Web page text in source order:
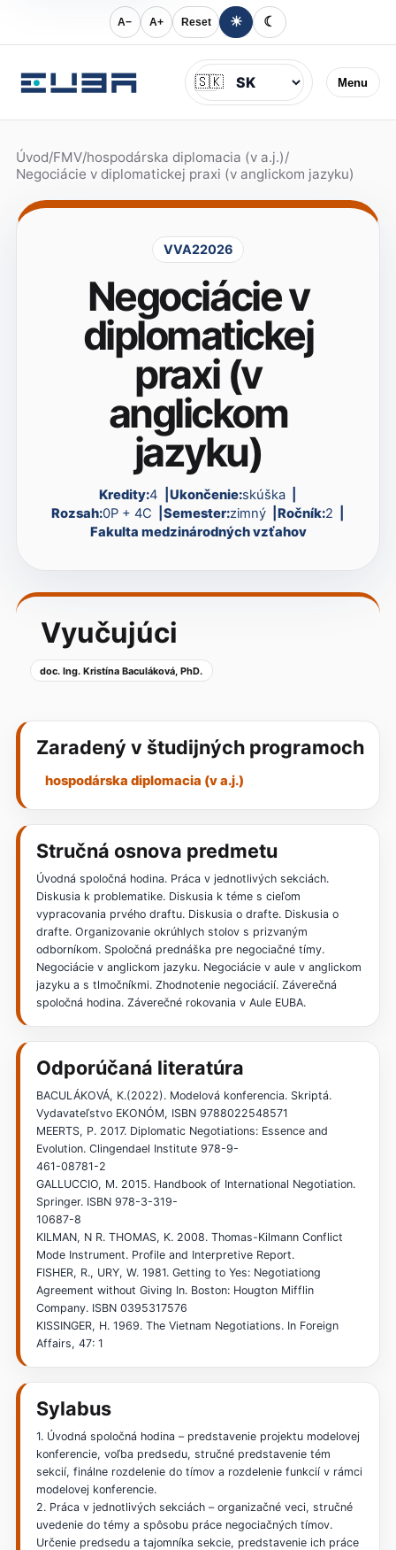
A− A+ Reset ☀ ☾
Menu
Jazyk
🇸🇰
Úvod/FMV/hospodárska diplomacia (v a.j.)/
Negociácie v diplomatickej praxi (v anglickom jazyku)
VVA22026
Negociácie v
diplomatickej
praxi (v
anglickom
jazyku)
Kredity:4 Ukončenie:skúška
Rozsah:0P + 4C Semester:zimný Ročník:2
Fakulta medzinárodných vzťahov
Vyučujúci
doc. Ing. Kristína Baculáková, PhD.
Zaradený v študijných programoch
hospodárska diplomacia (v a.j.)
Stručná osnova predmetu
Úvodná spoločná hodina. Práca v jednotlivých sekciách.
Diskusia k problematike. Diskusia k téme s cieľom
vypracovania prvého draftu. Diskusia o drafte. Diskusia o
drafte. Organizovanie okrúhlych stolov s prizvaným
odborníkom. Spoločná prednáška pre negociačné tímy.
Negociácie v anglickom jazyku. Negociácie v aule v anglickom
jazyku a s tlmočníkmi. Zhodnotenie negociácií. Záverečná
spoločná hodina. Záverečné rokovania v Aule EUBA.
Odporúčaná literatúra
BACULÁKOVÁ, K.(2022). Modelová konferencia. Skriptá.
Vydavateľstvo EKONÓM, ISBN 9788022548571
MEERTS, P. 2017. Diplomatic Negotiations: Essence and
Evolution. Clingendael Institute 978-9-
461-08781-2
GALLUCCIO, M. 2015. Handbook of International Negotiation.
Springer. ISBN 978-3-319-
10687-8
KILMAN, N R. THOMAS, K. 2008. Thomas-Kilmann Conflict
Mode Instrument. Profile and Interpretive Report.
FISHER, R., URY, W. 1981. Getting to Yes: Negotiationg
Agreement without Giving In. Boston: Hougton Mifflin
Company. ISBN 0395317576
KISSINGER, H. 1969. The Vietnam Negotiations. In Foreign
Affairs, 47: 1
Sylabus
1. Úvodná spoločná hodina – predstavenie projektu modelovej
konferencie, voľba predsedu, stručné predstavenie tém
sekcií, finálne rozdelenie do tímov a rozdelenie funkcií v rámci
modelovej konferencie.
2. Práca v jednotlivých sekciách – organizačné veci, stručné
uvedenie do témy a spôsobu práce negociačných tímov.
Určenie predsedu a tajomníka sekcie, predstavenie ich práce